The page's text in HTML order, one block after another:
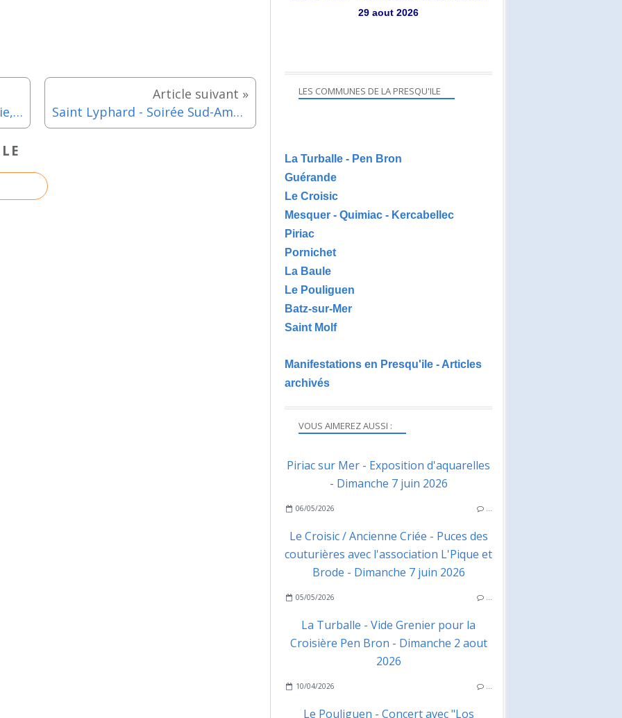
Pornichet - Lumières et Poésie, une exposition de Claire Biette et Christian Valette jusqu'au 26 juillet 2026 Saint Lyphard - Soirée Sud-Américaine - Samedi 25 juillet 2026
VOUS AIMEREZ AUSSI :
Piriac sur Mer - Exposition d'aquarelles
- Dimanche 7 juin 2026
06/05/2026 …
Le Croisic / Ancienne Criée - Puces des
couturières avec l'association L'Pique et
Brode - Dimanche 7 juin 2026
05/05/2026 …
La Turballe - Vide Grenier pour la
Croisière Pen Bron - Dimanche 2 aout
2026
10/04/2026 …
Le Pouliguen - Concert avec "Los
29 aout 2026
LES COMMUNES DE LA PRESQU'ILE
La Turballe - Pen Bron
Guérande
Le Croisic
Mesquer - Quimiac - Kercabellec
Piriac
Pornichet
La Baule
Le Pouliguen
Batz-sur-Mer
Saint Molf
Manifestations en Presqu'ile - Articles
archivés